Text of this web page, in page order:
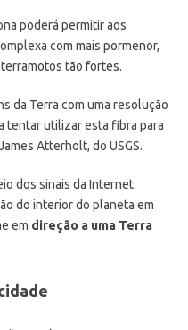
poderá permitir aos
com mais pormenor,
tão fortes.
da Terra com uma resolução
tentar utilizar esta fibra para
Atterholt, do USGS.
dos sinais da Internet
do interior do planeta em
em direção a uma Terra